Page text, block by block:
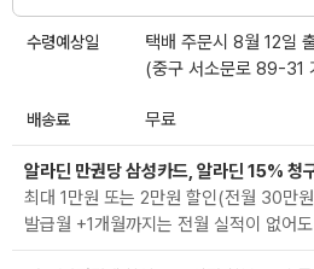
수령예상일
택배 주문시 8월 12일
(중구 서소문로 89-31
배송료 무료
알라딘 만권당 삼성카드, 알라딘 15% 청
최대 1만원 또는 2만원 할인(전월 30만
발급월 +1개월까지는 전월 실적이 없어